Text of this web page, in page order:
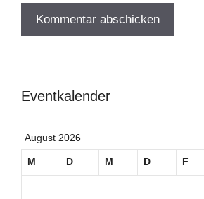
Eventkalender
August 2026
M D M D F